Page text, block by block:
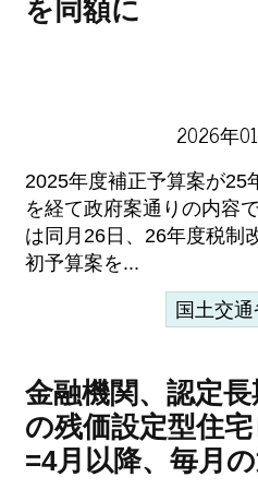
を同額に
2026年
2025年度補正予算案が25
を経て政府案通りの内容
は同月26日、26年度税制
初予算案を...
国土交
金融機関、認定
の残価設定型住
=4月以降、毎月